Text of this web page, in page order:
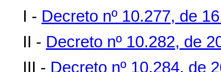
I - Decreto nº 10.277, de
II - Decreto nº 10.282, de
III - Decreto nº 10.284, de